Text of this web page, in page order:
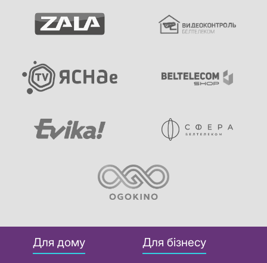
Для дому Для бізнесу